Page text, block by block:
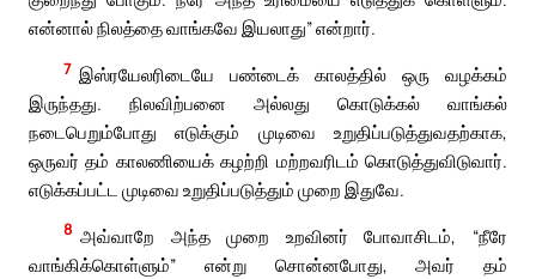
என்னால் நிலத்தை வாங்கவே இயலாது” என்றார்.
7 இஸ்ரயேலரிடையே பண்டைக் காலத்தில் ஒரு வழக்கம்
இருந்தது. நிலவிற்பனை அல்லது கொடுக்கல் வாங்கல்
நடைபெறும்போது எடுக்கும் முடிவை உறுதிப்படுத்துவதற்காக,
ஒருவர் தம் காலணியைக் கழற்றி மற்றவரிடம் கொடுத்துவிடுவார்.
எடுக்கப்பட்ட முடிவை உறுதிப்படுத்தும் முறை இதுவே.
8 அவ்வாறே அந்த முறை உறவினர் போவாசிடம், “நீரே
வாங்கிக்கொள்ளும்” என்று சொன்னபோது, அவர் தம்